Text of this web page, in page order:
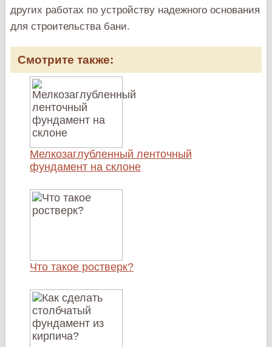
других работах по устройству надежного основания
для строительства бани.
Смотрите также:
Мелкозаглубленный ленточный
фундамент на склоне
Что такое ростверк?